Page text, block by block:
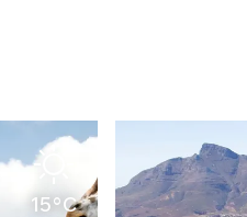
15°C